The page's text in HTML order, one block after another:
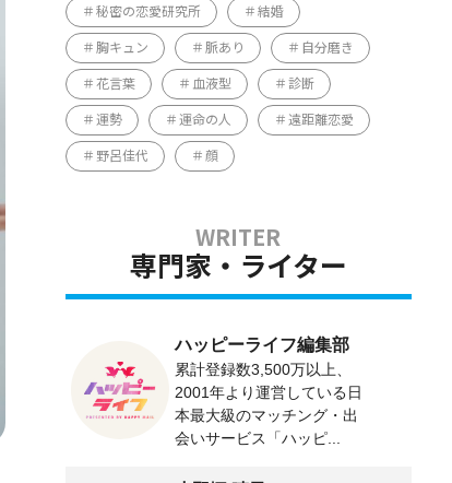
秘密の恋愛研究所 結婚
胸キュン 脈あり 自分磨き
花言葉 血液型 診断
運勢 運命の人 遠距離恋愛
野呂佳代 顔
専門家・ライター
ハッピーライフ編集部
累計登録数3,500万以上、
2001年より運営している日
本最大級のマッチング・出
会いサービス「ハッピ...